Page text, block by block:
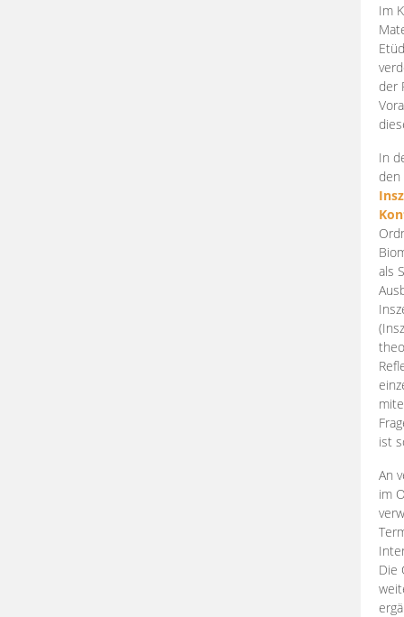
Im
der
In
den
als
ist
An
im
Die